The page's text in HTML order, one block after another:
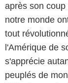
après son
notre monde
tout
l'Amérique de
s'apprécie
peuplés de